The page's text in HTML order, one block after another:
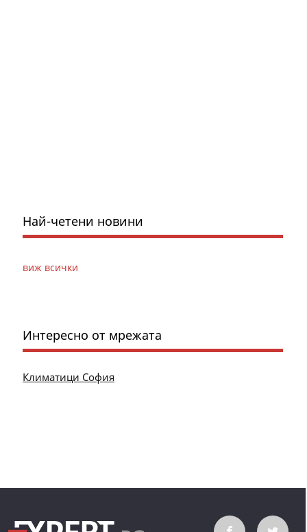
Най-четени новини
виж всички
Интересно от мрежата
Климатици София